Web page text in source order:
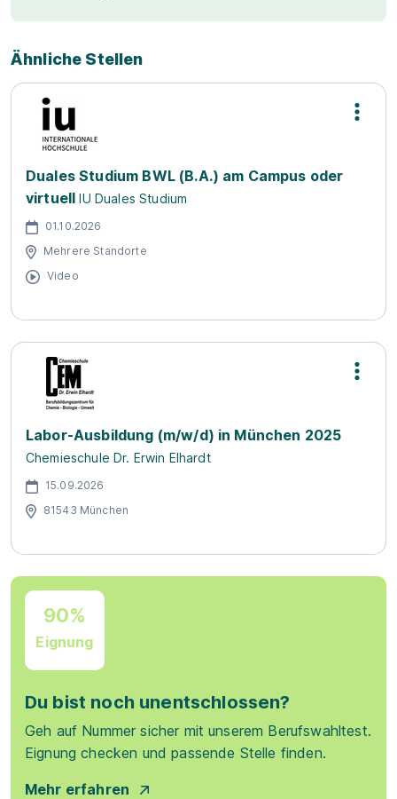
Ähnliche Stellen
Duales Studium BWL (B.A.) am Campus oder
virtuell IU Duales Studium
01.10.2026
Mehrere Standorte
Video
Labor-Ausbildung (m/w/d) in München 2025
Chemieschule Dr. Erwin Elhardt
15.09.2026
81543 München
90%
Eignung
Du bist noch unentschlossen?
Geh auf Nummer sicher mit unserem Berufswahltest.
Eignung checken und passende Stelle finden.
Mehr erfahren